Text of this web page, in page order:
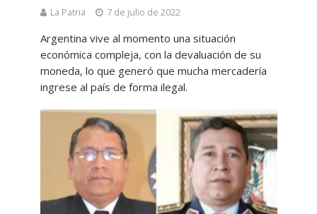
La Patria 7 de julio de 2022
Argentina vive al momento una situación
económica compleja, con la devaluación de su
moneda, lo que generó que mucha mercadería
ingrese al país de forma ilegal.